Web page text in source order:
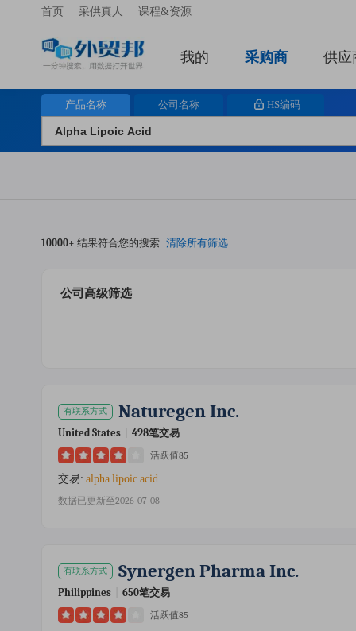
首页 采供真人 课程&资源
我的 采购商 供应
产品名称 公司名称 HS编码
10000+ 结果符合您的搜索 清除所有筛选
公司高级筛选
有联系方式 Naturegen Inc.
United States 498笔交易
活跃值85
交易: alpha lipoic acid
数据已更新至2026-07-08
有联系方式 Synergen Pharma Inc.
Philippines 650笔交易
活跃值85